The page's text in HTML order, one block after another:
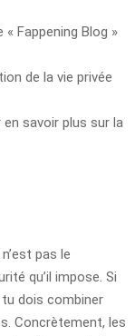
Fappening Blog »
de la vie privée
savoir plus sur la
pas le
qu’il impose. Si
dois combiner
Concrètement, les